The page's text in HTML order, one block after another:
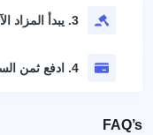
3. يبدأ المزاد الآن – اشعر بالحماس!
4. ادفع ثمن السيارة وانتظر وصولها
FAQ’s